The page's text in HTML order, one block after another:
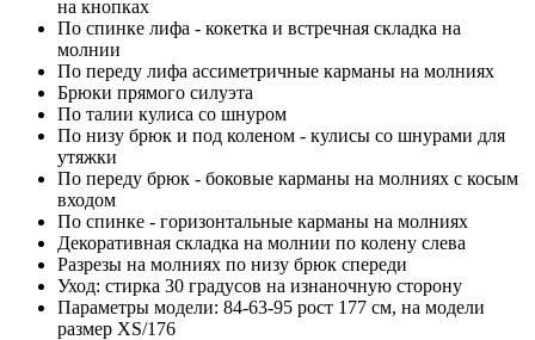
на кнопках
По спинке лифа - кокетка и встречная складка на
молнии
По переду лифа ассиметричные карманы на молниях
Брюки прямого силуэта
По талии кулиса со шнуром
По низу брюк и под коленом - кулисы со шнурами для
утяжки
По переду брюк - боковые карманы на молниях с косым
входом
По спинке - горизонтальные карманы на молниях
Декоративная складка на молнии по колену слева
Разрезы на молниях по низу брюк спереди
Уход: стирка 30 градусов на изнаночную сторону
Параметры модели: 84-63-95 рост 177 см, на модели
размер XS/176